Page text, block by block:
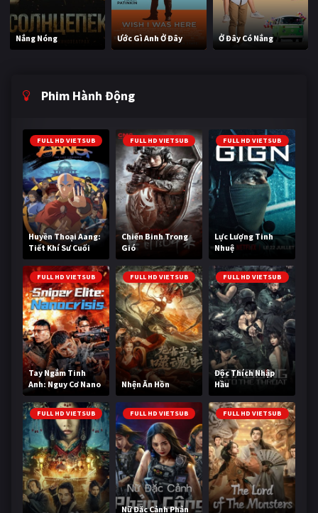
Nắng Nóng Ước Gì Anh Ở Đây Ở Đây Có Nắng
Phim Hành Động
FULL HD VIETSUB
Huyền Thoại Aang:
Tiết Khí Sư Cuối
Cùng
FULL HD VIETSUB
Chiến Binh Trong
Gió
FULL HD VIETSUB
Lực Lượng Tinh
Nhuệ
FULL HD VIETSUB
Tay Ngắm Tinh
Anh: Nguy Cơ Nano
FULL HD VIETSUB
Nhện Ăn Hồn
FULL HD VIETSUB
Độc Thích Nhập
Hầu
FULL HD VIETSUB FULL HD VIETSUB
Nữ Đặc Cảnh Phản
FULL HD VIETSUB